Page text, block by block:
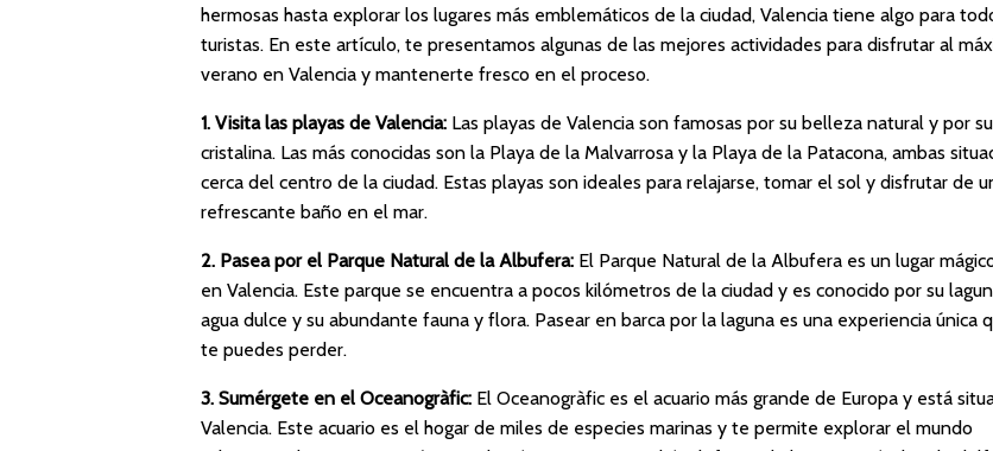
hermosas hasta explorar los lugares más emblemáticos de la ciudad, Valencia tiene algo para
turistas. En este artículo, te presentamos algunas de las mejores actividades para disfrutar al
verano en Valencia y mantenerte fresco en el proceso.
1. Visita las playas de Valencia: Las playas de Valencia son famosas por su belleza natural y por
cristalina. Las más conocidas son la Playa de la Malvarrosa y la Playa de la Patacona, ambas
cerca del centro de la ciudad. Estas playas son ideales para relajarse, tomar el sol y disfrutar de
refrescante baño en el mar.
2. Pasea por el Parque Natural de la Albufera: El Parque Natural de la Albufera es un lugar
en Valencia. Este parque se encuentra a pocos kilómetros de la ciudad y es conocido por su
agua dulce y su abundante fauna y flora. Pasear en barca por la laguna es una experiencia única
te puedes perder.
3. Sumérgete en el Oceanogràfic: El Oceanogràfic es el acuario más grande de Europa y está
Valencia. Este acuario es el hogar de miles de especies marinas y te permite explorar el mundo